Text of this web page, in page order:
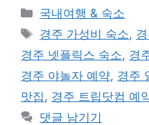
카
테
리
국내여행 & 숙소
태
그
경주 가성비 숙소,
경주 넷플릭스 숙소, 경
경주 야놀자 예약, 경주
맛집, 경주 트립닷컴 예
댓글 남기기